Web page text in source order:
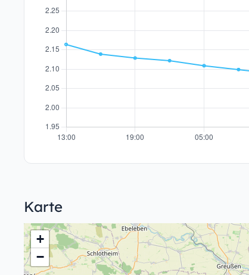
Karte
+
−